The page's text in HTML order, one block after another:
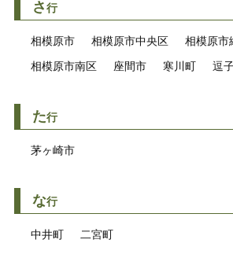
さ行
相模原市 相模原市中央区
相模原市
相模原市南区
座間市 寒川町 逗
た行
茅ヶ崎市
な行
中井町 二宮町